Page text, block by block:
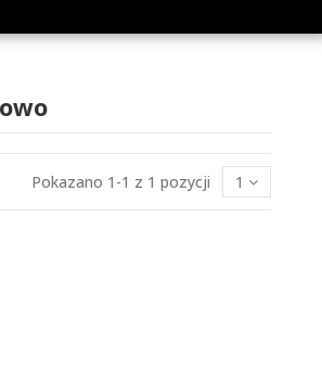
Pokazano 1-1 z 1 pozycji 1